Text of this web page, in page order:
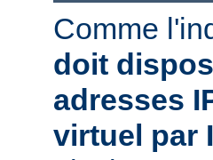
Comme
doit
adresses
virtuel par